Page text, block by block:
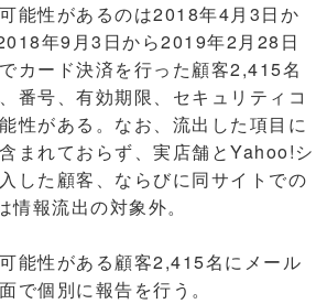
能性があるのは2018年4月3日か
年9月3日から2019年2月28日
カード決済を行った顧客2,415名
番号、有効期限、セキュリティコ
性がある。なお、流出した項目に
まれておらず、実店舗とYahoo!シ
した顧客、ならびに同サイトでの
報流出の対象外。
能性がある顧客2,415名にメール
で個別に報告を行う。